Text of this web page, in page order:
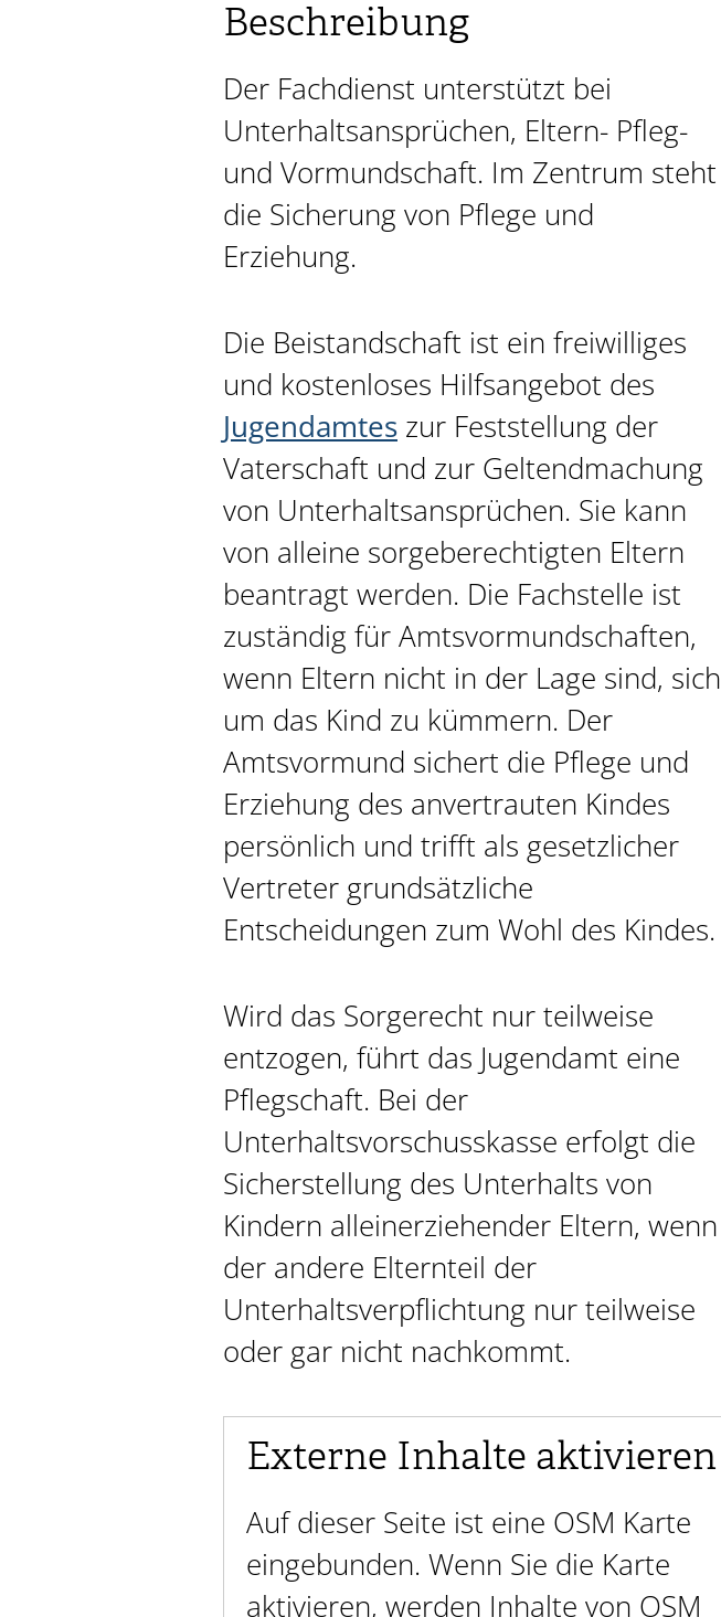
Beschreibung
Der Fachdienst unterstützt bei
Unterhaltsansprüchen, Eltern- Pfleg-
und Vormundschaft. Im Zentrum steht
die Sicherung von Pflege und
Erziehung.
Die Beistandschaft ist ein freiwilliges
und kostenloses Hilfsangebot des
Jugendamtes zur Feststellung der
Vaterschaft und zur Geltendmachung
von Unterhaltsansprüchen. Sie kann
von alleine sorgeberechtigten Eltern
beantragt werden. Die Fachstelle ist
zuständig für Amtsvormundschaften,
wenn Eltern nicht in der Lage sind, sich
um das Kind zu kümmern. Der
Amtsvormund sichert die Pflege und
Erziehung des anvertrauten Kindes
persönlich und trifft als gesetzlicher
Vertreter grundsätzliche
Entscheidungen zum Wohl des Kindes.
Wird das Sorgerecht nur teilweise
entzogen, führt das Jugendamt eine
Pflegschaft. Bei der
Unterhaltsvorschusskasse erfolgt die
Sicherstellung des Unterhalts von
Kindern alleinerziehender Eltern, wenn
der andere Elternteil der
Unterhaltsverpflichtung nur teilweise
oder gar nicht nachkommt.
Externe Inhalte aktivieren
Auf dieser Seite ist eine OSM Karte
eingebunden. Wenn Sie die Karte
aktivieren, werden Inhalte von OSM